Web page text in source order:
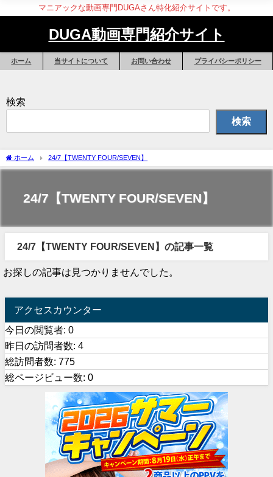
マニアックな動画専門DUGAさん特化紹介サイトです。
DUGA動画専門紹介サイト
ホーム 当サイトについて お問い合わせ プライバシーポリシー
検索
検索
ホーム 24/7【TWENTY FOUR/SEVEN】
24/7【TWENTY FOUR/SEVEN】
24/7【TWENTY FOUR/SEVEN】の記事一覧
お探しの記事は見つかりませんでした。
アクセスカウンター
今日の閲覧者: 0
昨日の訪問者数: 4
総訪問者数: 775
総ページビュー数: 0